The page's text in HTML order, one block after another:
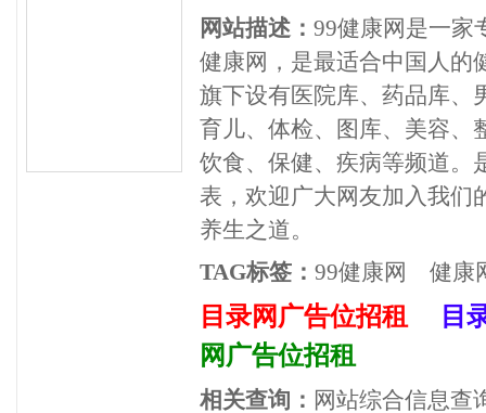
网站描述： 99健康网是一家
健康网，是最适合中国人的
旗下设有医院库、药品库、
育儿、体检、图库、美容、
饮食、保健、疾病等频道。
表，欢迎广大网友加入我们
养生之道。
TAG标签： 99健康网 健康
目录网广告位招租
目
网广告位招租
相关查询： 网站综合信息查